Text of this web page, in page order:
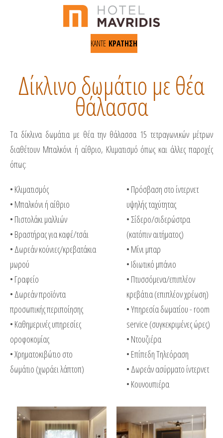
ΚΑΝΤΕ ΚΡΑΤΗΣΗ
Δίκλινο δωμάτιο με θέα
θάλασσα
Τα δίκλινα δωμάτια με θέα την θάλασσα 15 τετραγωνικών μέτρων
διαθέτουν Μπαλκόνι ή αίθριο, Κλιματισμό όπως και άλλες παροχές
όπως:
• Κλιματισμός
• Μπαλκόνι ή αίθριο
• Πιστολάκι μαλλιών
• Βραστήρας για καφέ/τσάι
• Δωρεάν κούνιες/κρεβατάκια
μωρού
• Γραφείο
• Δωρεάν προϊόντα
προσωπικής περιποίησης
• Καθημερινές υπηρεσίες
οροφοκομίας
• Χρηματοκιβώτιο στο
δωμάτιο (χωράει λάπτοπ)
• Πρόσβαση στο ίντερνετ
υψηλής ταχύτητας
• Σίδερο/σιδερώστρα
(κατόπιν αιτήματος)
• Μίνι μπαρ
• Ιδιωτικό μπάνιο
• Πτυσσόμενα/επιπλέον
κρεβάτια (επιπλέον χρέωση)
• Υπηρεσία δωματίου - room
service (συγκεκριμένες ώρες)
• Ντουζιέρα
• Επίπεδη Τηλεόραση
• Δωρεάν ασύρματο ίντερνετ
• Κουνουπιέρα